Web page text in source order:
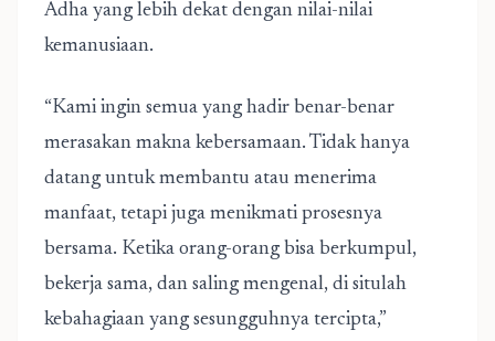
Adha yang lebih dekat dengan nilai-nilai
kemanusiaan.
“Kami ingin semua yang hadir benar-benar
merasakan makna kebersamaan. Tidak hanya
datang untuk membantu atau menerima
manfaat, tetapi juga menikmati prosesnya
bersama. Ketika orang-orang bisa berkumpul,
bekerja sama, dan saling mengenal, di situlah
kebahagiaan yang sesungguhnya tercipta,”